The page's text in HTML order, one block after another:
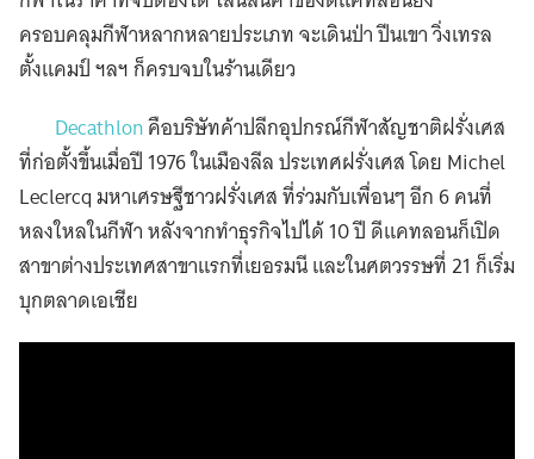
ครอบคลุมกีฬาหลากหลายประเภท จะเดินป่า ปีนเขา วิ่งเทรล
ตั้งแคมป์ ฯลฯ ก็ครบจบในร้านเดียว
Decathlonคือบริษัทค้าปลีกอุปกรณ์กีฬาสัญชาติฝรั่งเศส
ที่ก่อตั้งขึ้นเมื่อปี 1976 ในเมืองลีล ประเทศฝรั่งเศส โดย Michel
Leclercq มหาเศรษฐีชาวฝรั่งเศส ที่ร่วมกับเพื่อนๆ อีก 6 คนที่
หลงใหลในกีฬา หลังจากทำธุรกิจไปได้ 10 ปี ดีแคทลอนก็เปิด
สาขาต่างประเทศสาขาแรกที่เยอรมนี และในศตวรรษที่ 21 ก็เริ่ม
บุกตลาดเอเชีย